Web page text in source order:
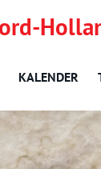
KALENDER